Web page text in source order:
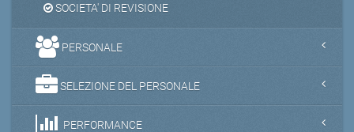
SOCIETA' DI REVISIONE
PERSONALE
SELEZIONE DEL PERSONALE
PERFORMANCE